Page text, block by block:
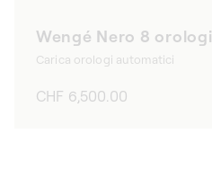
Wengé Nero 8 orologi
Carica orologi automatici
Prezzo
CHF 6,500.00